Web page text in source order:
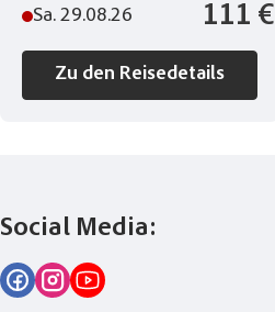
Sa. 29.08.26 111 €
Zu den Reisedetails
Social Media: